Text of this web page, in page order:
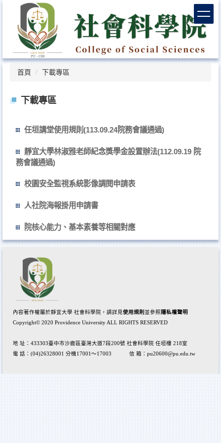
容
首頁 下載專區
下載專區
任垣講堂使用規則(113.09.24院務會議通過)
靜宜大學林淑雅老師紀念獎學金設置辦法(112.09.19 院
務會議通過)
校園安全監視系統影像調閱申請表
人社院海報掛用申請書
院核心能力、基本素養等相關對應
內容著作權屬於靜宜大學 社會科學院 ，請詳見使用規則並參照 隱私權聲明
Copyright© 2020 Providence University ALL RIGHTS RESERVED
地 址：433303臺中市沙鹿區臺灣大道7段200號 社會科學院 任垣樓 218室
電 話：(04)26328001 分機17001～17003 信 箱：pu20600@pu.edu.tw